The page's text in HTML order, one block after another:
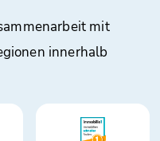
mit
innerhalb